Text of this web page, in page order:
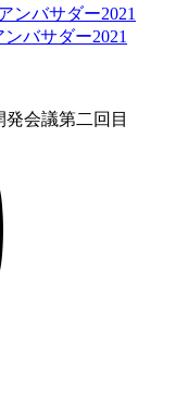
バサダー2021
会議第二回目